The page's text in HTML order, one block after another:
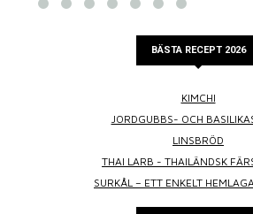
BÄSTA RECEPT 2026
KIMCHI
JORDGUBBS- OCH
LINSBRÖD
THAI LARB - THAILÄNDSK
SURKÅL – ETT ENKELT